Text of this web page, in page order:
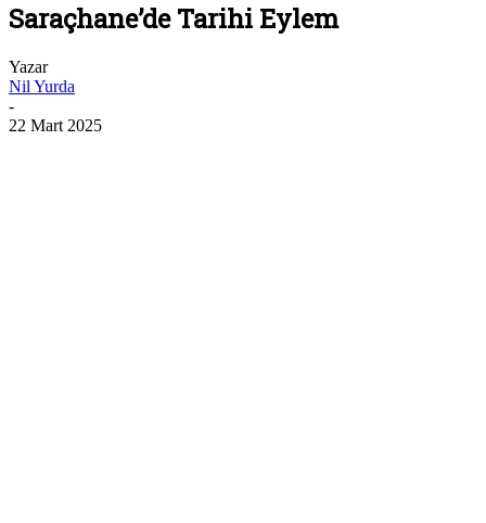
Saraçhane’de Tarihi Eylem
Yazar
Nil Yurda
-
22 Mart 2025